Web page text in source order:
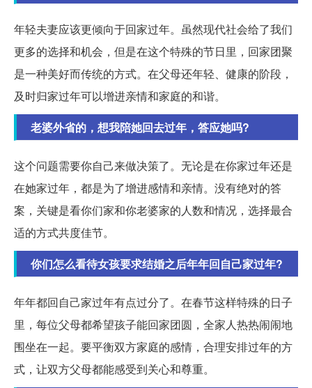
年轻夫妻应该更倾向于回家过年。虽然现代社会给了我们
更多的选择和机会，但是在这个特殊的节日里，回家团聚
是一种美好而传统的方式。在父母还年轻、健康的阶段，
及时归家过年可以增进亲情和家庭的和谐。
老婆外省的，想我陪她回去过年，答应她吗?
这个问题需要你自己来做决策了。无论是在你家过年还是
在她家过年，都是为了增进感情和亲情。没有绝对的答
案，关键是看你们家和你老婆家的人数和情况，选择最合
适的方式共度佳节。
你们怎么看待女孩要求结婚之后年年回自己家过年?
年年都回自己家过年有点过分了。在春节这样特殊的日子
里，每位父母都希望孩子能回家团圆，全家人热热闹闹地
围坐在一起。要平衡双方家庭的感情，合理安排过年的方
式，让双方父母都能感受到关心和尊重。